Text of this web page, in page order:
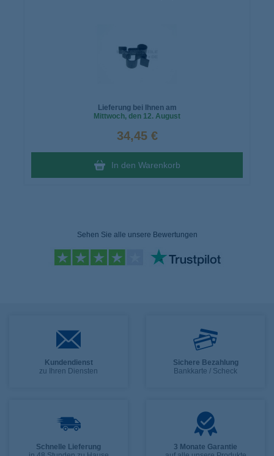
Lieferung bei Ihnen am
Mittwoch, den 12. August
34,45 €
In den Warenkorb
Sehen Sie alle unsere Bewertungen
Kundendienst
zu Ihren Diensten
Sichere Bezahlung
Bankkarte / Scheck
Schnelle Lieferung
3 Monate Garantie